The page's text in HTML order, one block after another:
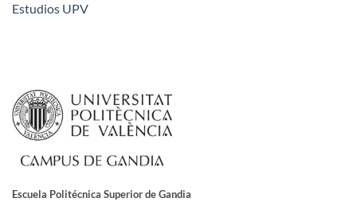
Estudios UPV
Escuela Politécnica Superior de Gandia